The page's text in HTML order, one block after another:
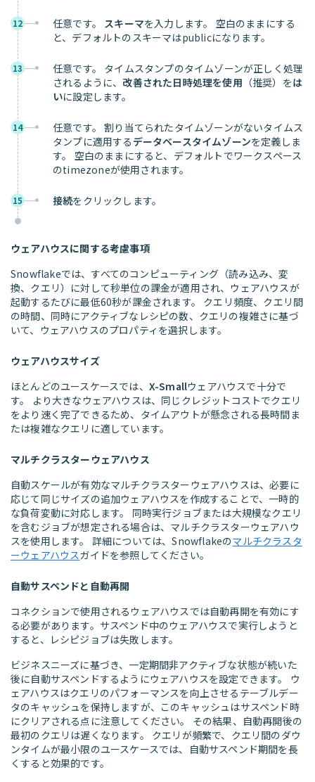
12 任意です。 スキーマを入力します。 空白のままにする
と、デフォルトのスキーマはpublicになります。
13
任意です。 タイムスタンプのタイムゾーンが正しく処理
されるように、 改善された日時処理を使用 （推奨）をは
いに設定します。
14
任意です。 割り当てられたタイムゾーンがないタイムス
タンプに適用する データベースタイムゾーンを定義しま
す。 空白のままにすると、デフォルトでワークスペース
のtimezoneが使用されます。
15 接続をクリックします。
ウェアハウスに関する考慮事項
Snowflakeでは、すべてのコンピューティング（読み込み、変
換、クエリ）に対して秒単位の課金が適用され、ウェアハウスが
起動するたびに最低60秒が課金されます。 クエリ頻度、クエリ間
の時間、同時にアクティブなレシピの数、クエリの複雑さに基づ
いて、ウェアハウスのプロパティを選択します。
ウェアハウスサイズ
ほとんどのユースケースでは、 X-Smallウェアハウスで十分で
す。 より大きなウェアハウスは、同じクレジットコストでクエリ
をより速く完了できるため、タイムアウトが懸念される長時間ま
たは複雑なクエリに適しています。
マルチクラスターウェアハウス
自動スケールが有効なマルチクラスターウェアハウスは、必要に
応じて同じサイズの追加ウェアハウスを作成することで、一時的
な負荷変動に対応します。 同時実行ジョブまたは大規模なクエリ
を含むジョブが想定される場合は、マルチクラスターウェアハウ
スを使用します。 詳細については、Snowflakeのマルチクラスタ
ーウェアハウスガイドを参照してください。
自動サスペンドと自動再開
コネクションで使用されるウェアハウスでは自動再開を有効にす
る必要があります。サスペンド中のウェアハウスで実行しようと
すると、レシピジョブは失敗します。
ビジネスニーズに基づき、一定期間非アクティブな状態が続いた
後に自動サスペンドするようにウェアハウスを設定できます。 ウ
ェアハウスはクエリのパフォーマンスを向上させるテーブルデー
タのキャッシュを保持しますが、このキャッシュはサスペンド時
にクリアされる点に注意してください。 その結果、自動再開後の
最初のクエリは遅くなります。 クエリが頻繁で、クエリ間のダウ
ンタイムが最小限のユースケースでは、自動サスペンド期間を長
くすると効果的です。